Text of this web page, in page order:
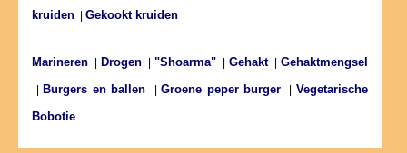
kruiden
Gekookt kruiden
Marineren Drogen "Shoarma" Gehakt|Gehaktmengsel
Burgers en ballen |Groene peper burger |Vegetarische
Bobotie